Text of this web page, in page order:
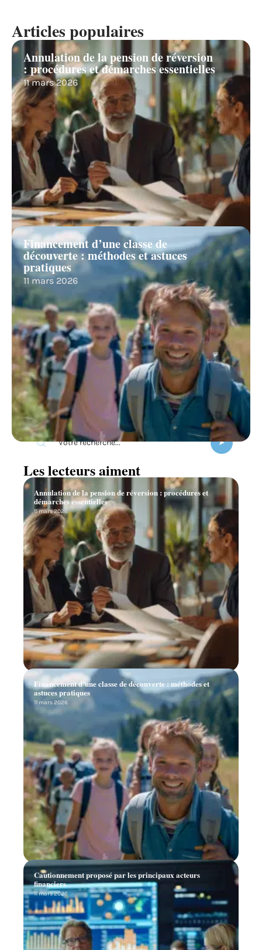
Articles populaires
Annulation de la pension de réversion
: procédures et démarches essentielles
11 mars 2026
Financement d’une classe de
découverte : méthodes et astuces
pratiques
11 mars 2026
Recherche
Les lecteurs aiment
Annulation de la pension de réversion : procédures et
démarches essentielles
11 mars 2026
Financement d’une classe de découverte : méthodes et
astuces pratiques
11 mars 2026
Cautionnement proposé par les principaux acteurs
financiers
11 mars 2026